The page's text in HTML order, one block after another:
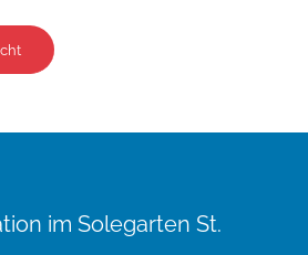
im Solegarten St.